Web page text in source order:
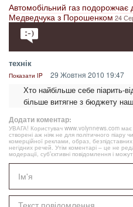
Автомобільний газ подорожчає
Медведчука з Порошенком24
технік
Показати IP 29 Жовтня 2010 19:47
Хто найбільше себе піарить-
більше витягне з бюджету
Додати коментар:
УВАГА! Користувач www.volynnews.com
створені аж ніяк не для політичного піару
комерційної реклами, образ,
негідних речей. Утім коментарі – це не
модерації, суб’єктивні повідомлення і